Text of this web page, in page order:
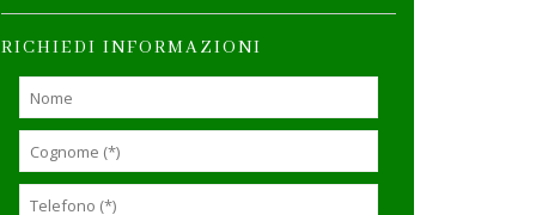
RICHIEDI INFORMAZIONI